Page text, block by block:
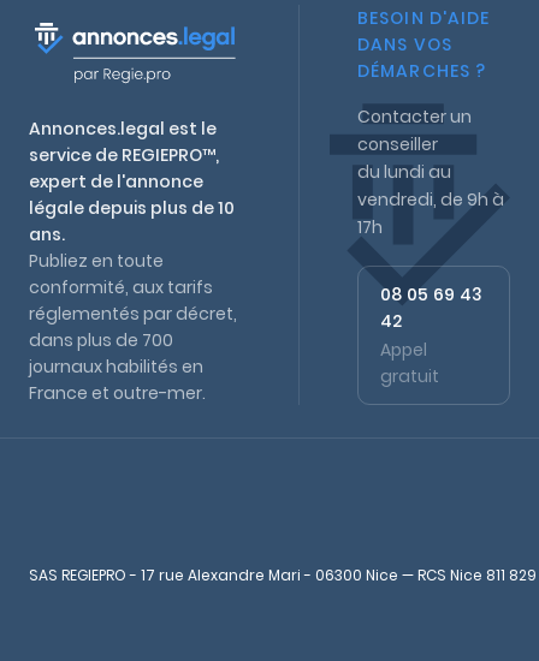
Annonces.legal est le
service de REGIEPRO™,
expert de l'annonce
légale depuis plus de 10
ans.
Publiez en toute
conformité, aux tarifs
réglementés par décret,
dans plus de 700
journaux habilités en
France et outre-mer.
BESOIN D'AIDE
DANS VOS
DÉMARCHES ?
Contacter un
conseiller
du lundi au
vendredi, de 9h à
17h
08 05 69 43
42
Appel
gratuit
SAS REGIEPRO - 17 rue Alexandre Mari - 06300 Nice — RCS Nice 811